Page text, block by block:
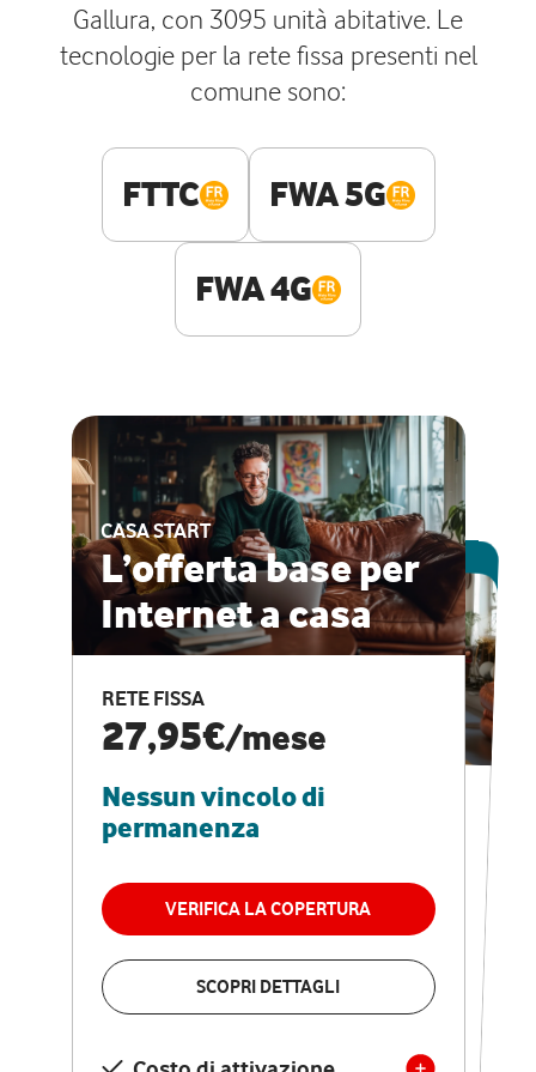
Gallura, con 3095 unità abitative. Le
tecnologie per la rete fissa presenti nel
comune sono:
FTTC FWA 5G
FWA 4G
CASA START
L’offerta base per
Internet a casa
RETE FISSA
27,95€/mese
Nessun vincolo di
permanenza
VERIFICA LA COPERTURA
SCOPRI DETTAGLI
ESCLUSIVA ONLINE
CASA PRO
Internet veloce e
vantaggi speciali
RETE FISSA + VODAFONE CLUB
29,95€
permanenza
VERIFICA LA COPERTURA